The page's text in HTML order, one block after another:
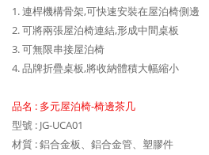
1. 連桿機構骨架,可快速安裝在屋泊椅側邊
2. 可將兩張屋泊椅連結,形成中間桌板
3. 可無限串接屋泊椅
4. 品牌折疊桌板,將收納體積大幅縮小
品名 : 多元屋泊椅-椅邊茶几
型號 : JG-UCA01
材質 : 鋁合金板、鋁合金管、塑膠件